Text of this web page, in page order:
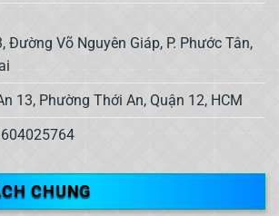
Đường Võ Nguyên Giáp, P. Phước Tân,
13, Phường Thới An, Quận 12, HCM
CHUNG